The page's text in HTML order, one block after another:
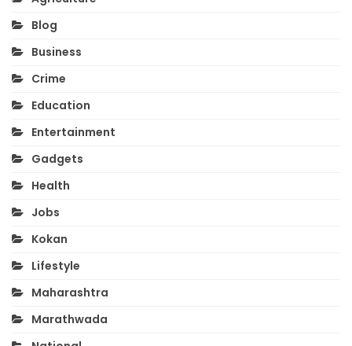
Blog
Business
Crime
Education
Entertainment
Gadgets
Health
Jobs
Kokan
Lifestyle
Maharashtra
Marathwada